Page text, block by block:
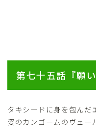
第七十五話『願い
タキシードに身を包んだ
姿のカンゴームのヴェー